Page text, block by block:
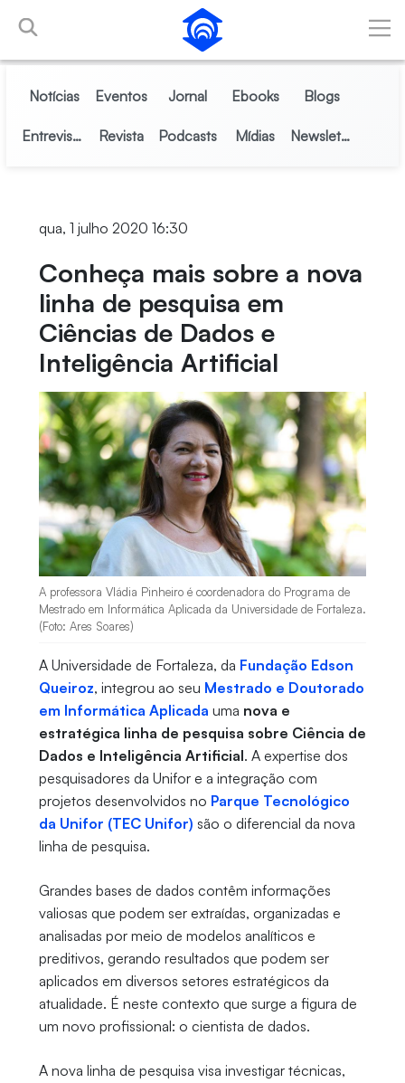
Pular para o Conteúdo principal
Notícias Eventos Jornal Ebooks Blogs
Entrevistas Revista Podcasts Mídias Newsletter
qua, 1 julho 2020 16:30
Conheça mais sobre a nova
linha de pesquisa em
Ciências de Dados e
Inteligência Artificial
A professora Vládia Pinheiro é coordenadora do Programa de
Mestrado em Informática Aplicada da Universidade de Fortaleza.
(Foto: Ares Soares)
A Universidade de Fortaleza, da Fundação Edson
Queiroz, integrou ao seu Mestrado e Doutorado
em Informática Aplicada uma nova e
estratégica linha de pesquisa sobre Ciência de
Dados e Inteligência Artificial. A expertise dos
pesquisadores da Unifor e a integração com
projetos desenvolvidos no Parque Tecnológico
da Unifor (TEC Unifor) são o diferencial da nova
linha de pesquisa.
Grandes bases de dados contêm informações
valiosas que podem ser extraídas, organizadas e
analisadas por meio de modelos analíticos e
preditivos, gerando resultados que podem ser
aplicados em diversos setores estratégicos da
atualidade. É neste contexto que surge a figura de
um novo profissional: o cientista de dados.
A nova linha de pesquisa visa investigar técnicas,